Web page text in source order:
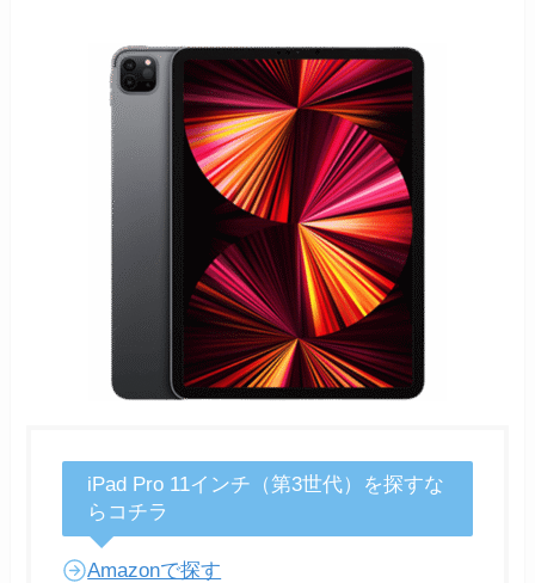
iPad Pro 11インチ（第3世代）を探すな
らコチラ
Amazonで探す